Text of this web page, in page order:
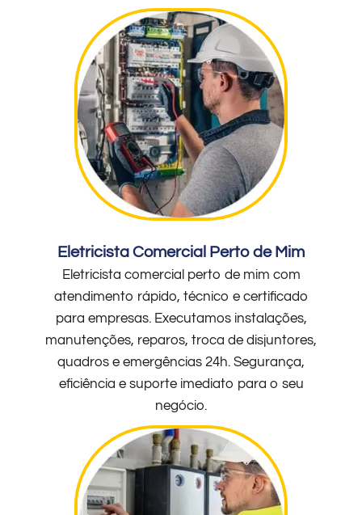
Eletricista Comercial Perto de Mim
Eletricista comercial perto de mim com
atendimento rápido, técnico e certificado
para empresas. Executamos instalações,
manutenções, reparos, troca de disjuntores,
quadros e emergências 24h. Segurança,
eficiência e suporte imediato para o seu
negócio.